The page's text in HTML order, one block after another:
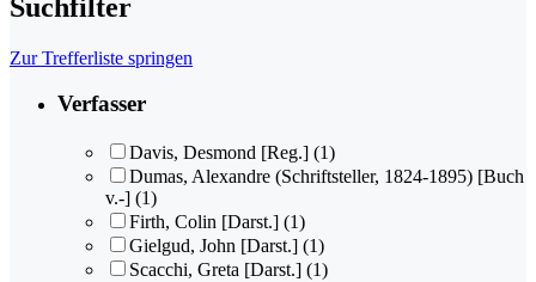
Suchfilter
Zur Trefferliste springen
Verfasser
Davis, Desmond [Reg.] (1)
Dumas, Alexandre (Schriftsteller, 1824-1895) [Buch
v.-] (1)
Firth, Colin [Darst.] (1)
Gielgud, John [Darst.] (1)
Scacchi, Greta [Darst.] (1)